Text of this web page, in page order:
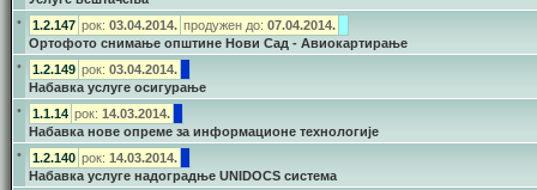
•
1.2.147 рок: 03.04.2014. продужен до: 07.04.2014.
Ортофото снимање општине Нови Сад - Авиокартирање
•
1.2.149 рок: 03.04.2014.
Набавка услуге осигурање
•
1.1.14 рок: 14.03.2014.
Набавка нове опреме за информационе технологије
•
1.2.140 рок: 14.03.2014.
Набавка услуге надоградње UNIDOCS система